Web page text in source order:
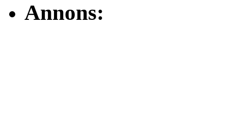
Annons: